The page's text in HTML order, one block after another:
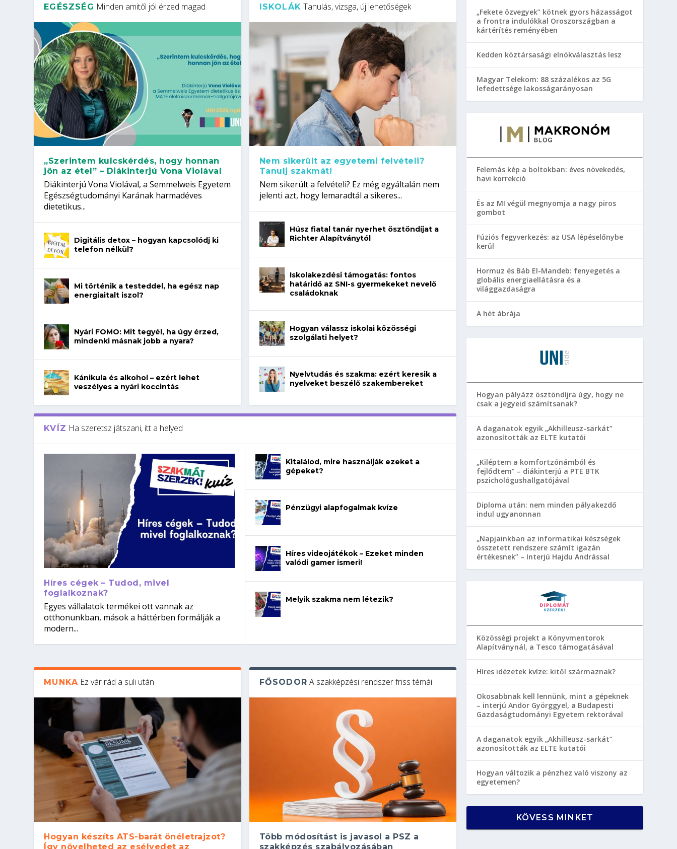
EGÉSZSÉG Minden amitől jól érzed magad
„Szerintem kulcskérdés, hogy honnan
jön az étel” – Diákinterjú Vona Violával
Diákinterjú Vona Violával, a Semmelweis Egyetem
Egészségtudományi Karának harmadéves
dietetikus...
Digitális detox – hogyan kapcsolódj ki
telefon nélkül?
Mi történik a testeddel, ha egész nap
energiaitalt iszol?
Nyári FOMO: Mit tegyél, ha úgy érzed,
mindenki másnak jobb a nyara?
Kánikula és alkohol – ezért lehet
veszélyes a nyári koccintás
ISKOLÁK Tanulás, vizsga, új lehetőségek
Nem sikerült az egyetemi felvételi?
Tanulj szakmát!
Nem sikerült a felvételi? Ez még egyáltalán nem
jelenti azt, hogy lemaradtál a sikeres...
Húsz fiatal tanár nyerhet ösztöndíjat a
Richter Alapítványtól
Iskolakezdési támogatás: fontos
határidő az SNI-s gyermekeket nevelő
családoknak
Hogyan válassz iskolai közösségi
szolgálati helyet?
Nyelvtudás és szakma: ezért keresik a
nyelveket beszélő szakembereket
KVÍZ Ha szeretsz játszani, itt a helyed
Híres cégek – Tudod, mivel
foglalkoznak?
Egyes vállalatok termékei ott vannak az
otthonunkban, mások a háttérben formálják a
modern...
Kitalálod, mire használják ezeket a
gépeket?
Pénzügyi alapfogalmak kvíze
Híres videojátékok – Ezeket minden
valódi gamer ismeri!
Melyik szakma nem létezik?
MUNKA Ez vár rád a suli után
Hogyan készíts ATS-barát önéletrajzot?
Így növelheted az esélyedet az
FŐSODOR A szakképzési rendszer friss témái
Több módosítást is javasol a PSZ a
szakképzés szabályozásában
„Fekete özvegyek” kötnek gyors házasságot
a frontra indulókkal Oroszországban a
kártérítés reményében
Kedden köztársasági elnökválasztás lesz
Magyar Telekom: 88 százalékos az 5G
lefedettsége lakosságarányosan
Felemás kép a boltokban: éves növekedés,
havi korrekció
És az MI végül megnyomja a nagy piros
gombot
Fúziós fegyverkezés: az USA lépéselőnybe
kerül
Hormuz és Báb El-Mandeb: fenyegetés a
globális energiaellátásra és a
világgazdaságra
A hét ábrája
Hogyan pályázz ösztöndíjra úgy, hogy ne
csak a jegyeid számítsanak?
A daganatok egyik „Akhilleusz-sarkát”
azonosították az ELTE kutatói
„Kiléptem a komfortzónámból és
fejlődtem” – diákinterjú a PTE BTK
pszichológushallgatójával
Diploma után: nem minden pályakezdő
indul ugyanonnan
„Napjainkban az informatikai készségek
összetett rendszere számít igazán
értékesnek” – Interjú Hajdu Andrással
Közösségi projekt a Könyvmentorok
Alapítványnál, a Tesco támogatásával
Híres idézetek kvíze: kitől származnak?
Okosabbnak kell lennünk, mint a gépeknek
– interjú Andor Györggyel, a Budapesti
Gazdaságtudományi Egyetem rektorával
A daganatok egyik „Akhilleusz-sarkát”
azonosították az ELTE kutatói
Hogyan változik a pénzhez való viszony az
egyetemen?
KÖVESS MINKET